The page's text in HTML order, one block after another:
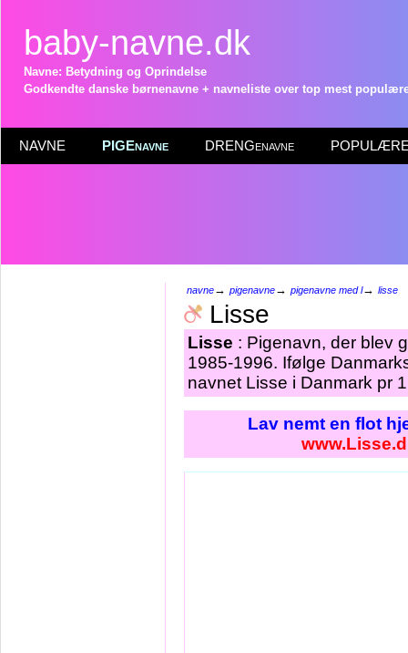
baby-navne.dk
Navne: Betydning og Oprindelse
Godkendte danske børnenavne + navneliste over top mest
NAVNE PIGEnavne DRENGenavne POPULÆRE
navne→ pigenavne→ pigenavne med l→ lisse
Lisse
Lisse : Pigenavn, der blev
1985-1996. Ifølge
navnet Lisse i Danmark pr
Lav nemt en flot